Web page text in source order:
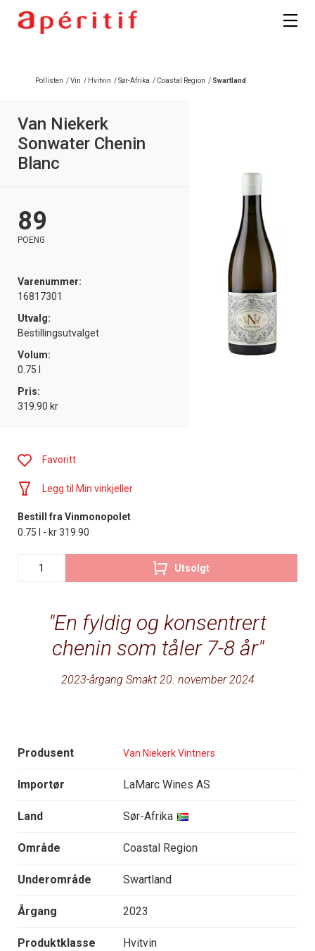
Pollisten /Vin / Hvitvin /Sør-Afrika / Coastal Region / Swartland
Van Niekerk
Sonwater Chenin
Blanc
89
POENG
Varenummer:
16817301
Utvalg:
Bestillingsutvalget
Volum:
0.75 l
Pris:
319.90 kr
En fyldig og konsentrert
chenin som tåler 7-8 år
2023-årgang Smakt 20. november 2024
Produsent Van Niekerk Vintners
Importør LaMarc Wines AS
Land Sør-Afrika
Område Coastal Region
Underområde Swartland
Årgang 2023
Produktklasse Hvitvin
Favoritt
Legg til Min vinkjeller
Bestill fra Vinmonopolet
0.75 l - kr 319.90
Utsolgt